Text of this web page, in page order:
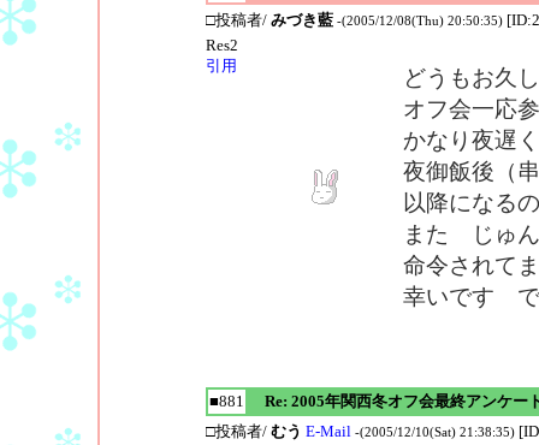
□投稿者/ みづき藍 -(2005/12/08(Thu) 20:50:35)
Res2
引用
どうもお久
オフ会一応
かなり夜遅
夜御飯後（
以降になる
また じゅん
命令されて
幸いです
■881
Re: 2005年関西冬オフ会最終アンケー
□投稿者/ むう E-Mail -(2005/12/10(Sat) 21:38:35)